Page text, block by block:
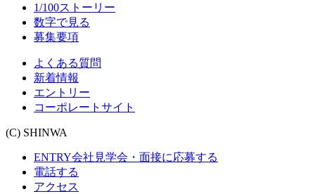
1/100ストーリー
数字で見る
募集要項
よくある質問
新着情報
エントリー
コーポレートサイト
(C) SHINWA
ENTRY会社見学会・面接に応募する
電話する
アクセス